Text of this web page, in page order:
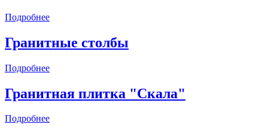
Подробнее
Гранитные столбы
Подробнее
Гранитная плитка "Скала"
Подробнее